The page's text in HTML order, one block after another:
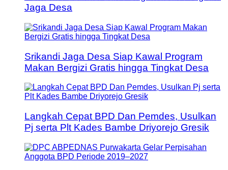
Jaga Desa
Srikandi Jaga Desa Siap Kawal Program
Makan Bergizi Gratis hingga Tingkat Desa
Langkah Cepat BPD Dan Pemdes, Usulkan
Pj serta Plt Kades Bambe Driyorejo Gresik